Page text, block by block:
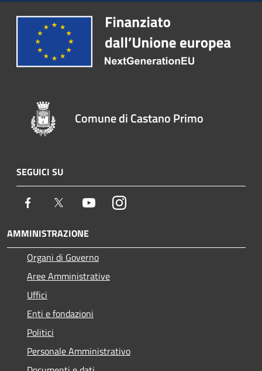
Comune di Castano Primo
SEGUICI SU
Facebook Twitter YoutubeInstagram
AMMINISTRAZIONE
Organi di Governo
Aree Amministrative
Uffici
Enti e fondazioni
Politici
Personale Amministrativo